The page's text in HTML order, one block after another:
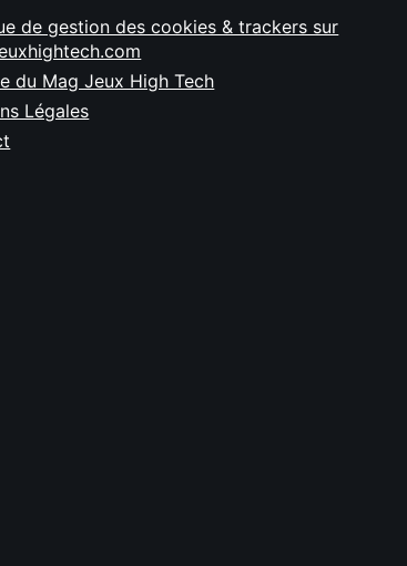
de gestion des cookies & trackers sur
du Mag Jeux High Tech
Légales